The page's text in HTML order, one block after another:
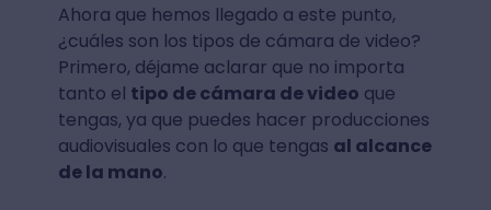
Ahora que hemos llegado a este punto,
¿cuáles son los tipos de cámara de video?
Primero, déjame aclarar que no importa
tanto el tipo de cámara de video que
tengas, ya que puedes hacer producciones
audiovisuales con lo que tengas al alcance
de la mano.